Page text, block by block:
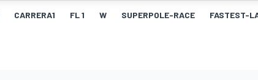
CARRERA1 FL 1 W SUPERPOLE-RACE FASTEST-